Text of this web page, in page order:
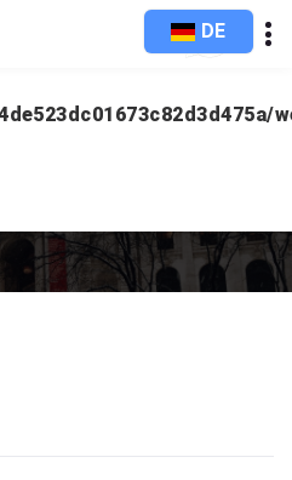
"languages.slavic.lang-
DE